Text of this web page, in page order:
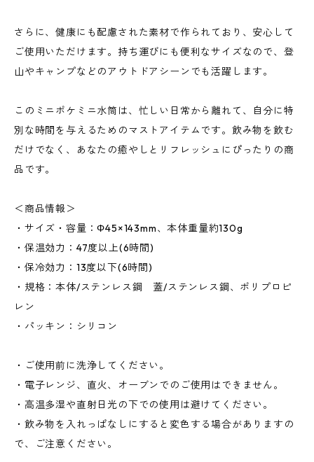
さらに、健康にも配慮された素材で作られており、安心して
ご使用いただけます。持ち運びにも便利なサイズなので、登
山やキャンプなどのアウトドアシーンでも活躍します。
このミニポケミニ水筒は、忙しい日常から離れて、自分に特
別な時間を与えるためのマストアイテムです。飲み物を飲む
だけでなく、あなたの癒やしとリフレッシュにぴったりの商
品です。
＜商品情報＞
・サイズ・容量：Φ45×143mm、本体重量約130g
・保温効力：47度以上(6時間)
・保冷効力：13度以下(6時間)
・規格：本体/ステンレス鋼 蓋/ステンレス鋼、ポリプロピ
レン
・パッキン：シリコン
・ご使用前に洗浄してください。
・電子レンジ、直火、オーブンでのご使用はできません。
・高温多湿や直射日光の下での使用は避けてください。
・飲み物を入れっぱなしにすると変色する場合がありますの
で、ご注意ください。